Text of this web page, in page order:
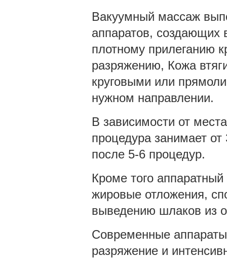
Вакуумный массаж
аппаратов, создающих
плотному прилеганию
разряжению, Кожа
круговыми или
нужном направлении.
В зависимости от
процедура занимает
после 5-6 процедур.
Кроме того
жировые отложения,
выведению шлаков из
Современные
разряжение и